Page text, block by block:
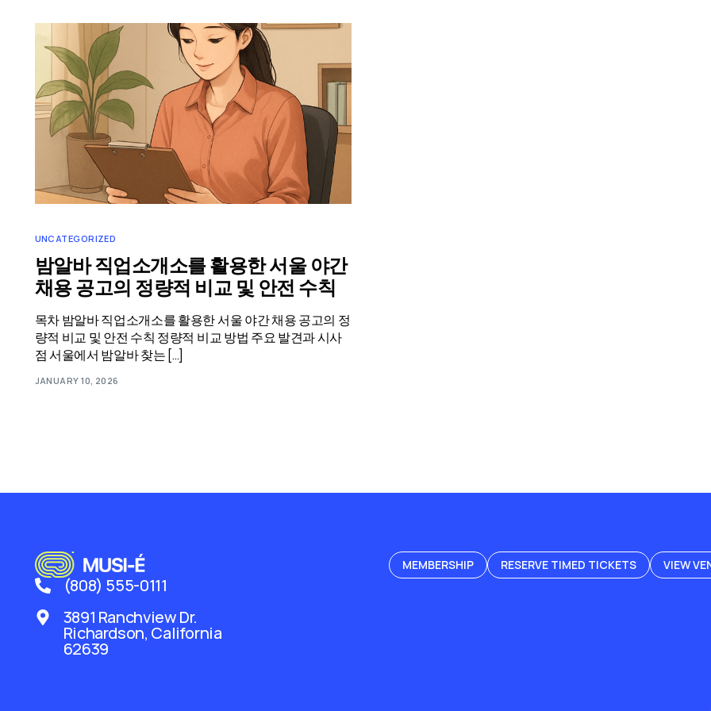
UNCATEGORIZED
밤알바 직업소개소를 활용한 서울 야간
채용 공고의 정량적 비교 및 안전 수칙
목차 밤알바 직업소개소를 활용한 서울 야간 채용 공고의 정
량적 비교 및 안전 수칙 정량적 비교 방법 주요 발견과 시사
점 서울에서 밤알바 찾는 […]
JANUARY 10, 2026
(808) 555-0111
3891 Ranchview Dr.
Richardson, California
62639
MEMBERSHIP RESERVE TIMED TICKETS VIEW